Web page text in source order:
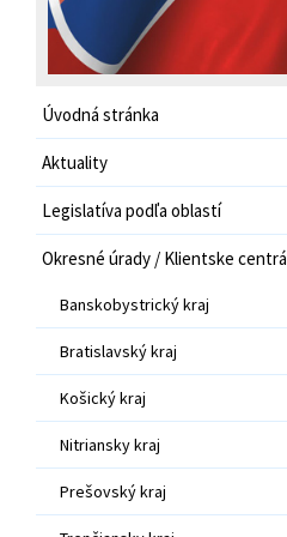
Úvodná stránka
Aktuality
Legislatíva podľa oblastí
Okresné úrady / Klientske centrá
Banskobystrický kraj
Bratislavský kraj
Košický kraj
Nitriansky kraj
Prešovský kraj